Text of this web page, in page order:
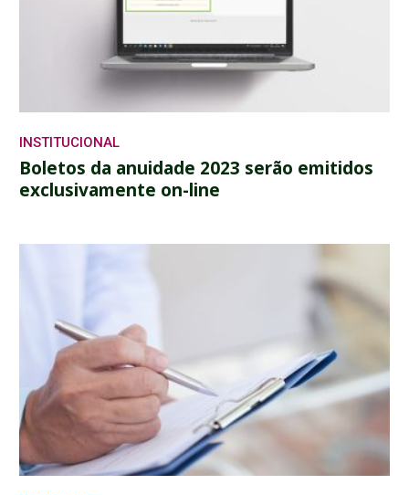
INSTITUCIONAL
Boletos da anuidade 2023 serão emitidos
exclusivamente on-line